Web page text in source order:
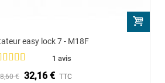
easy lock 7 - M18F
1 avis
€ 32,16 € TTC